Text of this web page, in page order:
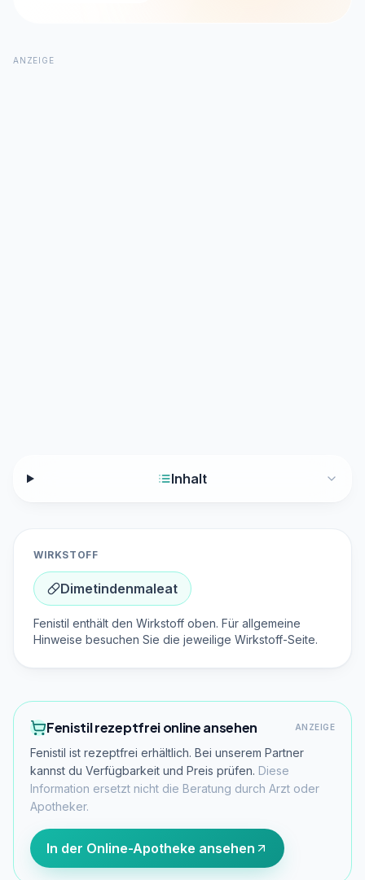
ANZEIGE
Inhalt
WIRKSTOFF
Dimetindenmaleat
Fenistil enthält den Wirkstoff oben. Für allgemeine
Hinweise besuchen Sie die jeweilige Wirkstoff-Seite.
Fenistil rezeptfrei online ansehen ANZEIGE
Fenistil ist rezeptfrei erhältlich. Bei unserem Partner
kannst du Verfügbarkeit und Preis prüfen. Diese
Information ersetzt nicht die Beratung durch Arzt oder
Apotheker.
In der Online-Apotheke ansehen